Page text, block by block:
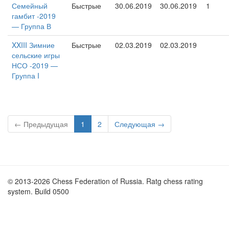
Семейный
гамбит -2019
— Группа В
Быстрые 30.06.2019 30.06.2019 1
XXIII Зимние
сельские игры
НСО -2019 —
Группа I
Быстрые 02.03.2019 02.03.2019
← Предыдущая 1 2 Следующая →
© 2013-2026 Chess Federation of Russia. Ratg chess rating
system. Build 0500